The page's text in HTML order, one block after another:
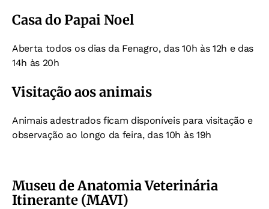
Casa do Papai Noel
Aberta todos os dias da Fenagro, das 10h às 12h e das
14h às 20h
Visitação aos animais
Animais adestrados ficam disponíveis para visitação e
observação ao longo da feira, das 10h às 19h
Museu de Anatomia Veterinária
Itinerante (MAVI)